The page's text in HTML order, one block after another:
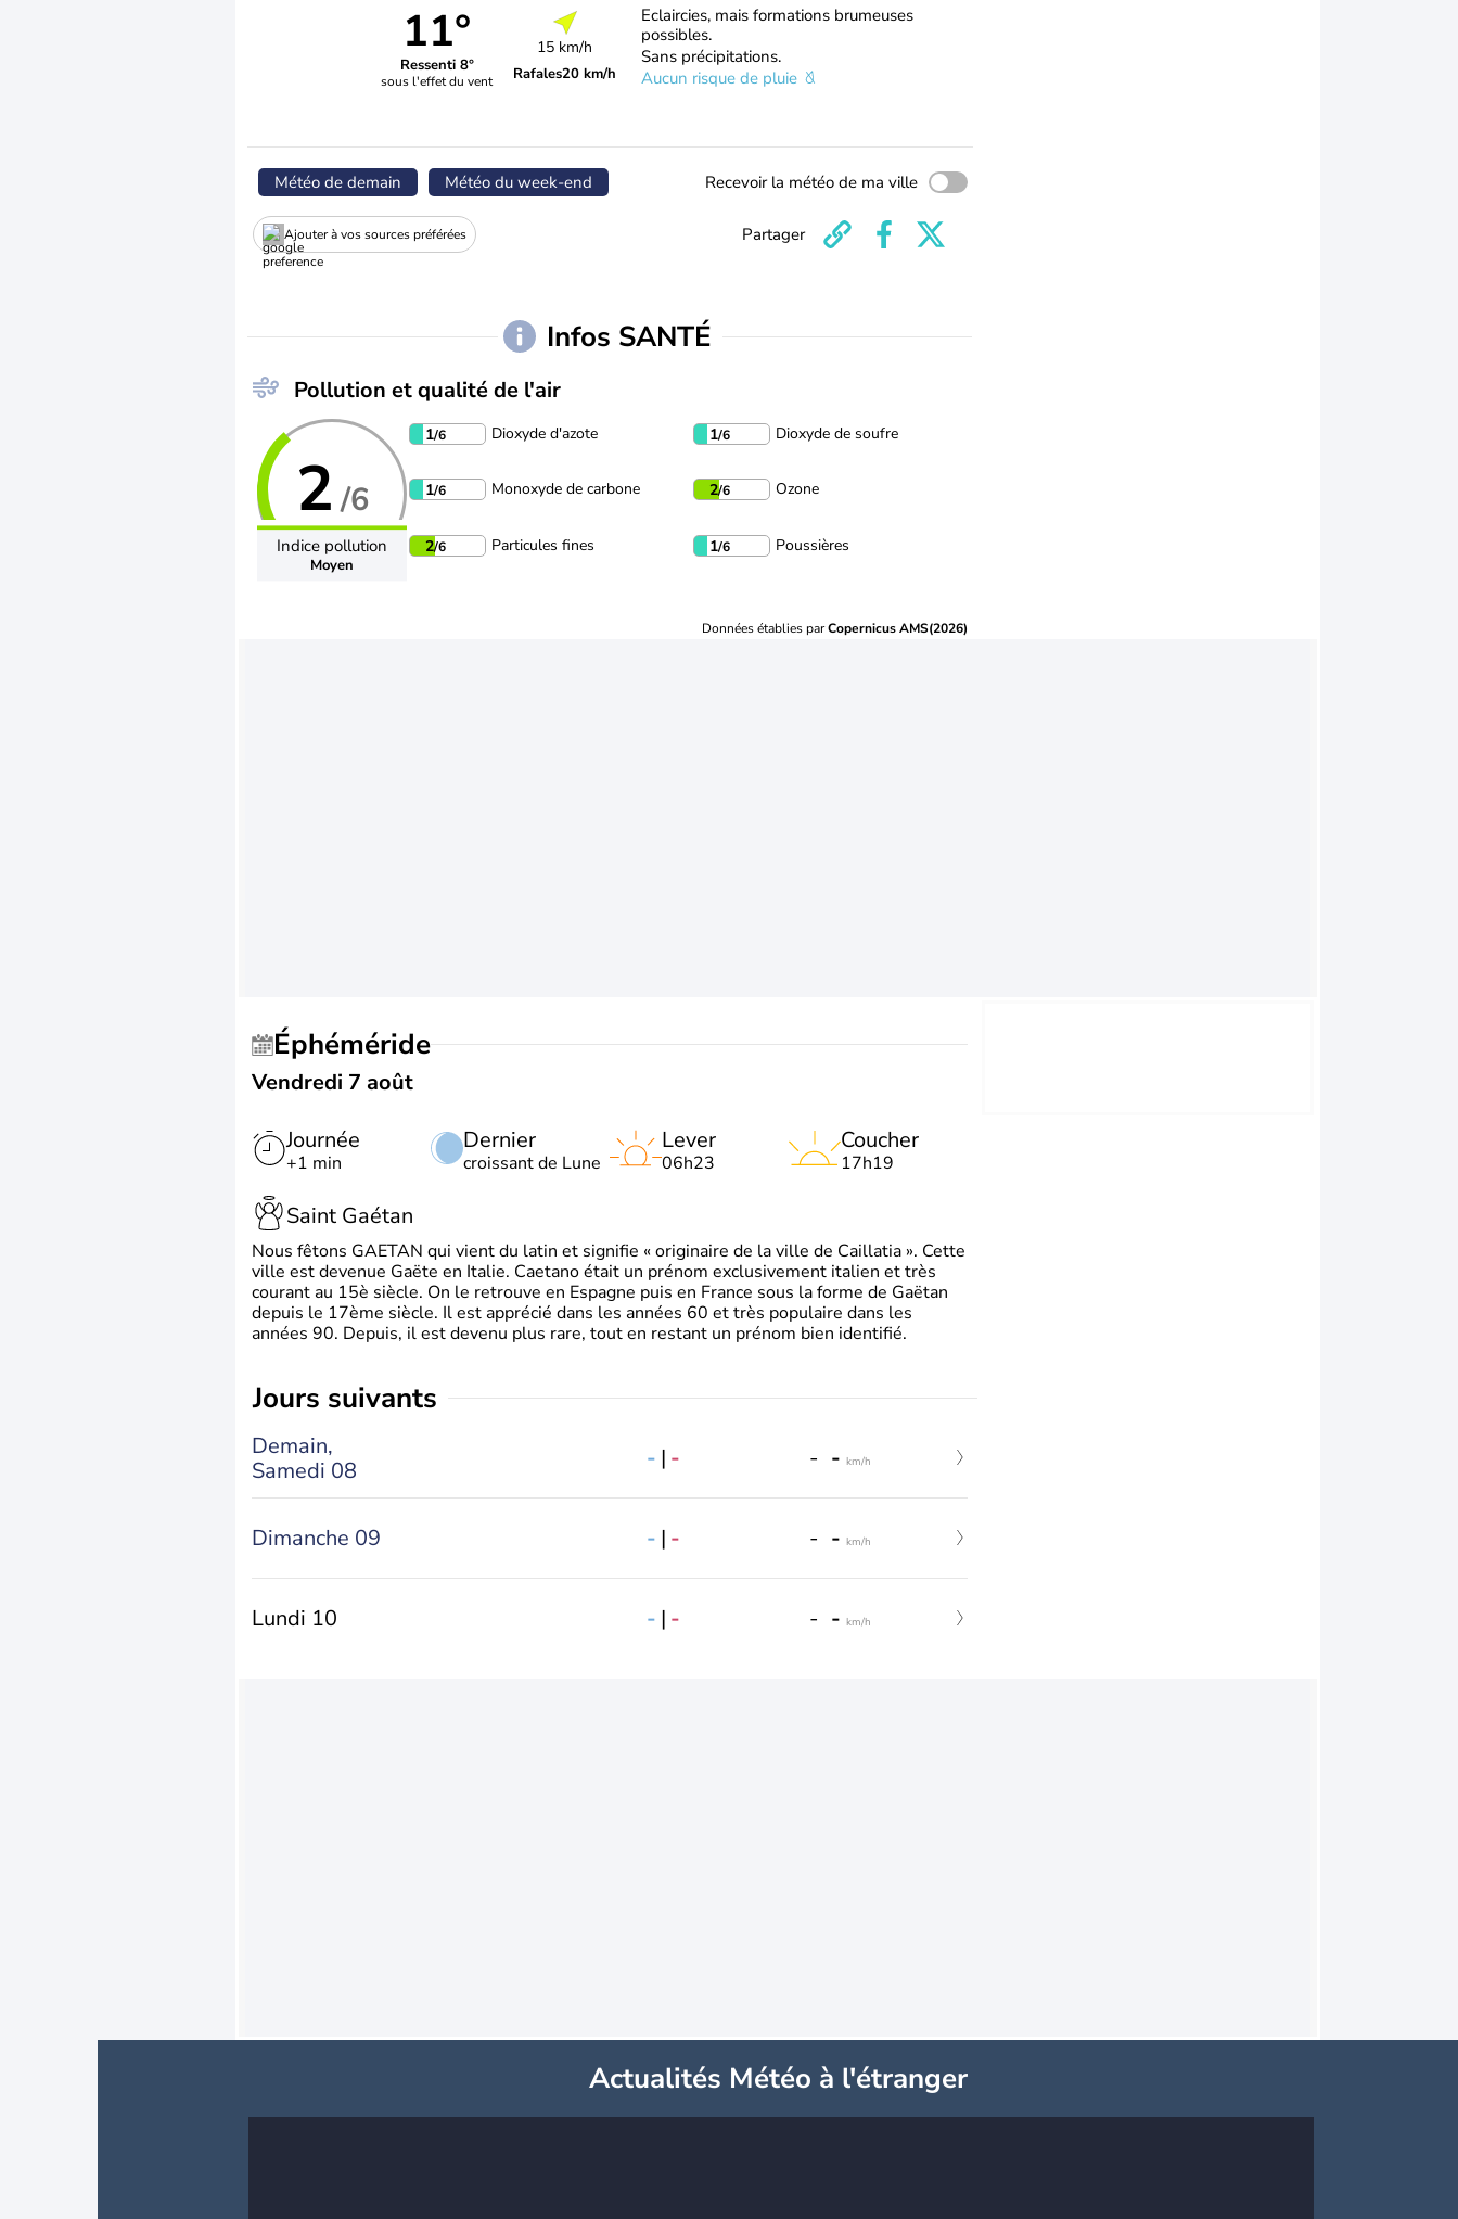
11°
Ressenti 8°
sous l'effet du vent
15 km/h
Rafales20 km/h
Eclaircies, mais formations brumeuses
possibles.
Sans précipitations.
Aucun risque de pluie
Météo de demain Météo du week-end Recevoir la météo de ma ville
Ajouter à vos sources préférées Partager
Infos SANTÉ
Pollution et qualité de l'air
2 /6
Indice pollution
Moyen
1/6 Dioxyde d'azote 1/6 Dioxyde de soufre
1/6 Monoxyde de carbone 2/6 Ozone
2/6 Particules fines 1/6 Poussières
Données établies parCopernicus AMS(2026)
Éphéméride
Vendredi 7 août
Journée
+1 min
Dernier
croissant de Lune
Lever
06h23
Coucher
17h19
Saint Gaétan
Nous fêtons GAETAN qui vient du latin et signifie « originaire de la ville de Caillatia ». Cette
ville est devenue Gaëte en Italie. Caetano était un prénom exclusivement italien et très
courant au 15è siècle. On le retrouve en Espagne puis en France sous la forme de Gaëtan
depuis le 17ème siècle. Il est apprécié dans les années 60 et très populaire dans les
années 90. Depuis, il est devenu plus rare, tout en restant un prénom bien identifié.
jours suivants
Demain,
Samedi 08
- | - - - km/h
Dimanche 09 - | - - - km/h
Lundi 10 - | - - - km/h
Actualités Météo à l'étranger